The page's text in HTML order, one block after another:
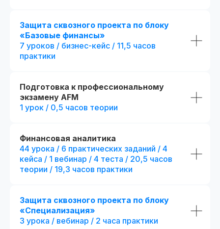
Защита сквозного проекта по блоку
«Базовые финансы»
7 уроков / бизнес-кейс / 11,5 часов
практики
Подготовка к профессиональному
экзамену AFM
1 урок / 0,5 часов теории
Финансовая аналитика
44 урока / 6 практических заданий / 4
кейса / 1 вебинар / 4 теста / 20,5 часов
теории / 19,3 часов практики
Защита сквозного проекта по блоку
«Специализация»
3 урока / вебинар / 2 часа практики
Л035−01 271−78/00177 402
Вы получите официальное
удостоверение,
подтверждающее
При дополнительной
Диплом о прохождении курса